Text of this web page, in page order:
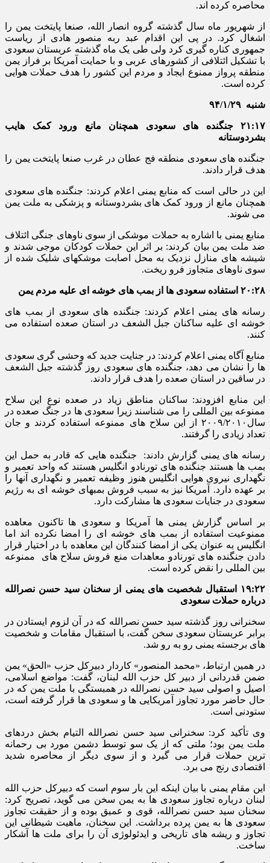
محاصره کرده اند.
از شهریور ماه سال گذشته گروه انصار الله، صنعا پایتخت یمن را
اشغال کرد. در پی این اقدام عبد ربه منصور هادی از ریاست
جمهوری کناره گیری کرد ولی طی یک ماه گذشته عربستان سعودی
با تشکیل ائتلافی از کشورهای عربی و با حمایت آمریکا بر فراز یمن
منطقه پرواز ممنوع ایجاد و مردم این کشور را هدف حملات هوایی
کرده است.
شنبه ۹۴/۱/۲۹
۲۱:۱۷ جنگنده های سعودی همچنان مانع ورود کمک هایب
بشردوستانه
جنگنده های سعودی منطقه فج عطان در غرب صنعا پایتخت یمن را
هدف قرار دادند.
این در حالی است که منابع یمنی اعلام کردند: جنگنده های سعودی
همچنان مانع از ورود کمک های بشردوستانه و پزشکی به ملت یمن
می شوند.
منابع یمنی با اشاره به حملات موشکی از سوی ناوهای جنگی ائتلاف
ضد ملت یمن بیان کردند: بر اثر این حملات کودکان موجی شدند و
شیشه های منازل نزدیک به محل اصابت موشکهای شلیک شده از
سوی ناوهای متجاوز فرو ریخت.
۲۰:۲۸ استفاده سعودی ها از بمب های خوشه ای علیه مردم یمن
رسانه های یمنی اعلام کردند: جنگنده های سعودی از بمب های
خوشه ای علیه ساکنان جبل الشعف در استان صعده استفاده می
کنند.
منابع آگاه یمنی اعلام کردند: در جنایت جدید که وحشی گری سعودی
ها را نشان می دهد، جنگنده های سعودی روز گذشته جبل الشعف
در ساقین در استان صعده را هدف قرار دادند.
این منابع افزودند: ساکنان مناطق زیاد در صعده نوع این سلاح
ممنوعه بین المللی را می شناسند زیرا سعودی ها در جنگ صعده در
سال۲۰۰۹/۲۰۱۰ از این سلاح های ممنوعه استفاده کردند و جان
تعداد زیادی را گرفتند.
رسانه های یمنی گزارش دادند: جنگنده هایی که قادر به حمل این
بمب ها هستند جنگنده های تورنادو انگلیس هستند که واحد تعمیر و
نگهداری نیروی هوایی انگلیس هنوز وظیفه تعمیر و نگهداری آنها را
بر عهده دارد. آمریکا نیز به سبب فروش بمبهای خوشه ای به رژیم
سعودی در جنایات سعودی ها مشارکت دارد.
بر اساس گزارش یمنی ها آمریکا و سعودی ها تاکنون معاهده
ممنوعیت استفاده از بمب های خوشه ای را امضا نکرده اند اما
انگلیس به عنوان یکی از امضا کنندگان این معاهده با در اختیار قرار
دادن جنگنده های تورنادو معاهدات منع فروش سلاح های ممنوعه
بین المللی را نقض کرده است.
۱۹:۲۲ استقبال شخصیت های یمنی از سخنان سید حسن نصرالله
درباره حملات سعودی
سخنرانی روز گذشته سید حسن نصرالله که در آن لزوم ایستادن در
برابر عربستان سعودی سخن گفت، با استقبال مقامات و شخصیت
های برجسته یمنی رو به رو شد.
در همین ارتباط، «محمد المنصور» کاردار دبیرکل حزب «الحق» یمن
ضمن قدردانی از دبیر کل حزب الله لبنان، گفت: مواضع اسلامی،
اصیل و اصولی سید حسن نصرالله در همبستگی با ملت یمن که در
حال حاضر مورد تجاوز آمریکایی ها و سعودی ها قرار گرفته است،
ستودنی است.
وی تأکید کرد: سخنرانی سید حسن نصرالله التیام بخش دردهای
ملت یمن بود؛ ملتی که از یک سو توسط دشمن مورد بی رحمانه
ترین حملات قرار می گیرد و از سوی دیگر از محاصره شدید
اقتصادی رنج می برد.
این مقام یمنی با بیان اینکه این بار سوم است که دبیرکل حزب الله
لبنان درباره تجاوز سعودی ها به یمن سخن می گوید، تصریح کرد:
سخنان سید حسن نصرالله، قوی و عمیق بوده و از حقیقت تجاوز
سعودی ها به یمن پرده برداشت. این سخنان، ماهیت شیطانی این
تجاوز و ریشه های تاریخی و ایدئولوژی آن را برای ملت ها آشکار
ساخت.